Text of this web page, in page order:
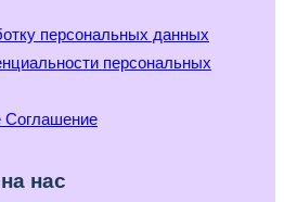
персональных данных
персональных
Соглашение
нас